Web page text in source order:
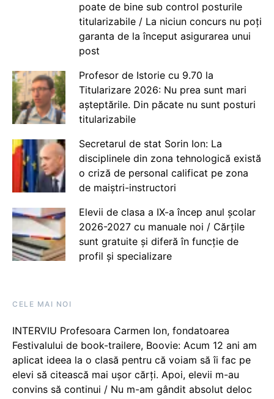
poate de bine sub control posturile
titularizabile / La niciun concurs nu poți
garanta de la început asigurarea unui
post
Profesor de Istorie cu 9.70 la
Titularizare 2026: Nu prea sunt mari
așteptările. Din păcate nu sunt posturi
titularizabile
Secretarul de stat Sorin Ion: La
disciplinele din zona tehnologică există
o criză de personal calificat pe zona
de maiștri-instructori
Elevii de clasa a IX-a încep anul școlar
2026-2027 cu manuale noi / Cărțile
sunt gratuite și diferă în funcție de
profil și specializare
CELE MAI NOI
INTERVIU Profesoara Carmen Ion, fondatoarea
Festivalului de book-trailere, Boovie: Acum 12 ani am
aplicat ideea la o clasă pentru că voiam să îi fac pe
elevi să citească mai ușor cărți. Apoi, elevii m-au
convins să continui / Nu m-am gândit absolut deloc